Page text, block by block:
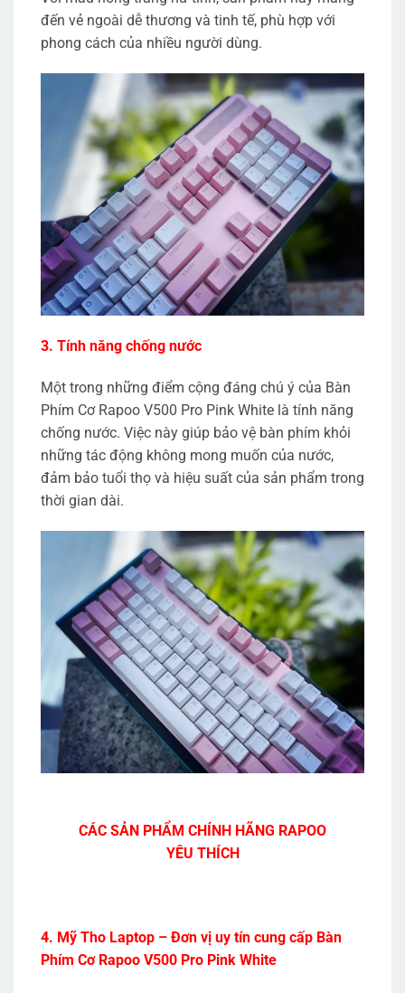
đến vẻ ngoài dễ thương và tinh tế, phù hợp với
phong cách của nhiều người dùng.
3. Tính năng chống nước
Một trong những điểm cộng đáng chú ý của Bàn
Phím Cơ Rapoo V500 Pro Pink White là tính năng
chống nước. Việc này giúp bảo vệ bàn phím khỏi
những tác động không mong muốn của nước,
đảm bảo tuổi thọ và hiệu suất của sản phẩm trong
thời gian dài.
CÁC SẢN PHẨM CHÍNH HÃNG RAPOO
YÊU THÍCH
4. Mỹ Tho Laptop – Đơn vị uy tín cung cấp Bàn
Phím Cơ Rapoo V500 Pro Pink White